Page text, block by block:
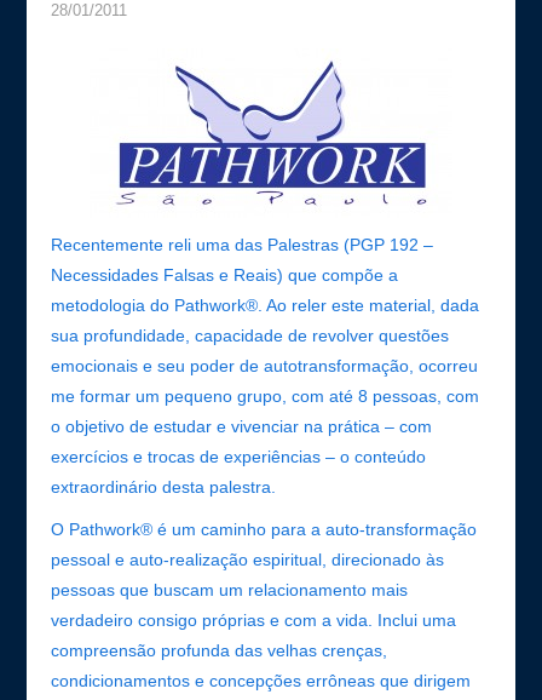
28/01/2011
Recentemente reli uma das Palestras (PGP 192 –
Necessidades Falsas e Reais) que compõe a
metodologia do Pathwork®. Ao reler este material, dada
sua profundidade, capacidade de revolver questões
emocionais e seu poder de autotransformação, ocorreu
me formar um pequeno grupo, com até 8 pessoas, com
o objetivo de estudar e vivenciar na prática – com
exercícios e trocas de experiências – o conteúdo
extraordinário desta palestra.
O Pathwork® é um caminho para a auto-transformação
pessoal e auto-realização espiritual, direcionado às
pessoas que buscam um relacionamento mais
verdadeiro consigo próprias e com a vida. Inclui uma
compreensão profunda das velhas crenças,
condicionamentos e concepções errôneas que dirigem